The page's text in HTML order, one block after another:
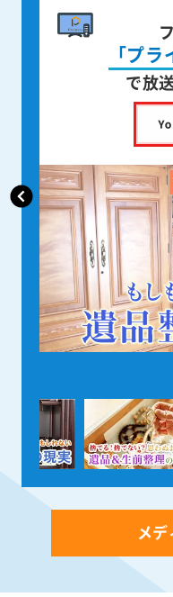
亡くな
を
メ